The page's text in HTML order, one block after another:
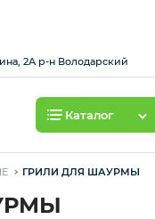
2А р-н Володарский
Каталог
ГРИЛИ ДЛЯ ШАУРМЫ